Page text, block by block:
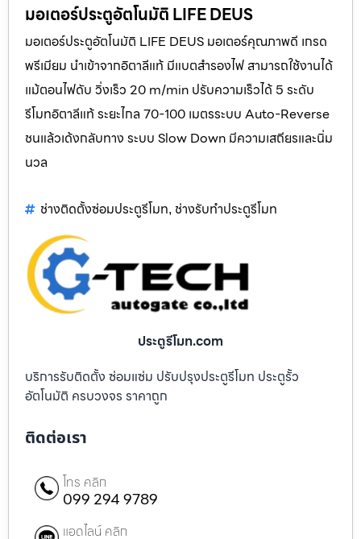
มอเตอร์ประตูอัตโนมัติ LIFE DEUS
มอเตอร์ประตูอัตโนมัติ LIFE DEUS มอเตอร์คุณภาพดี เกรด
พรีเมียม นำเข้าจากอิตาลีแท้ มีแบตสำรองไฟ สามารถใช้งานได้
แม้ตอนไฟดับ วิ่งเร็ว 20 m/min ปรับความเร็วได้ 5 ระดับ
รีโมทอิตาลีแท้ ระยะไกล 70-100 เมตรระบบ Auto-Reverse
ชนแล้วเด้งกลับทาง ระบบ Slow Down มีความเสถียรและนิ่ม
นวล
ช่างติดตั้งซ่อมประตูรีโมท, ช่างรับทำประตูรีโมท
ประตูรีโมท.com
บริการรับติดตั้ง ซ่อมแซ่ม ปรับปรุงประตูรีโมท ประตูรั้ว
อัตโนมัติ ครบวงจร ราคาถูก
ติดต่อเรา
โทร คลิก
099 294 9789
แอดไลน์ คลิก